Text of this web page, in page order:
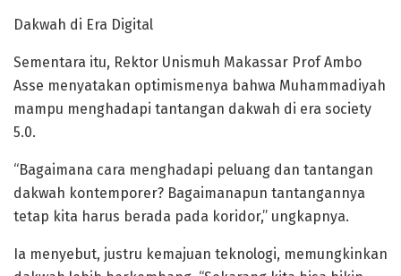
Dakwah di Era Digital
Sementara itu, Rektor Unismuh Makassar Prof Ambo
Asse menyatakan optimismenya bahwa Muhammadiyah
mampu menghadapi tantangan dakwah di era society
5.0.
“Bagaimana cara menghadapi peluang dan tantangan
dakwah kontemporer? Bagaimanapun tantangannya
tetap kita harus berada pada koridor,” ungkapnya.
Ia menyebut, justru kemajuan teknologi, memungkinkan